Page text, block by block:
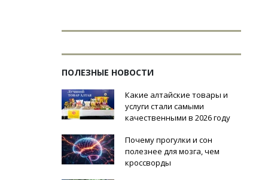
ПОЛЕЗНЫЕ НОВОСТИ
Какие алтайские товары и
услуги стали самыми
качественными в 2026 году
Почему прогулки и сон
полезнее для мозга, чем
кроссворды